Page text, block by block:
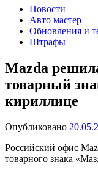
Новости
Авто мастер
Обновления и
Штрафы
Mazda
товарный
кириллице
Опубликовано
Российский офис
товарного знака